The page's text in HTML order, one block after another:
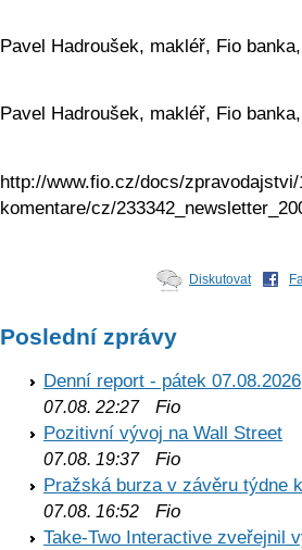
Pavel Hadroušek, makléř, Fio
Pavel Hadroušek, makléř, Fio
http://www.fio.cz/docs/
komentare/cz/
Diskutovat
Poslední zprávy
Denní report - pátek 07.08.2026
07.08. 22:27Fio
Pozitivní vývoj na Wall Street
07.08. 19:37Fio
Pražská burza v závěru týdne
07.08. 16:52 Fio
Take-Two Interactive zveřejnil